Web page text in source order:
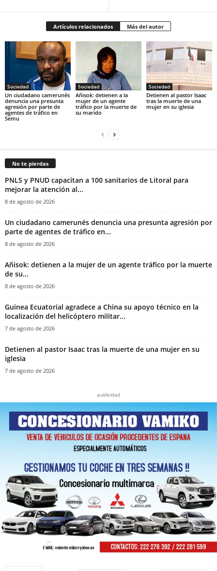
Artículos relacionados Más del autor
Sociedad
‎Un ciudadano camerunés
denuncia una presunta
agresión por parte de
agentes de tráfico en
Semu
Sociedad
Añisok: detienen a la
mujer de un agente
tráfico por la muerte de
su marido‎
Sociedad
‎Detienen al pastor Isaac
tras la muerte de una
mujer en su iglesia‎
No te pierdas
PNLS y PNUD capacitan a 100 sanitarios de Litoral para
mejorar la atención al...
8 de agosto de 2026
‎Un ciudadano camerunés denuncia una presunta agresión por
parte de agentes de tráfico en...
8 de agosto de 2026
Añisok: detienen a la mujer de un agente tráfico por la muerte
de su...
8 de agosto de 2026
Guinea Ecuatorial agradece a China su apoyo técnico en la
localización del helicóptero militar...
7 de agosto de 2026
‎Detienen al pastor Isaac tras la muerte de una mujer en su
iglesia‎
7 de agosto de 2026
publicidad